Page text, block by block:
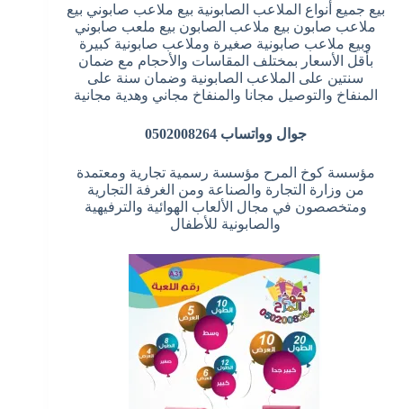
بيع جميع أنواع الملاعب الصابونية بيع ملاعب صابوني بيع
ملاعب صابون بيع ملاعب الصابون بيع ملعب صابوني
وبيع ملاعب صابونية صغيرة وملاعب صابونية كبيرة
بأقل الأسعار بمختلف المقاسات والأحجام مع ضمان
سنتين على الملاعب الصابونية وضمان سنة على
المنفاخ والتوصيل مجانا والمنفاخ مجاني وهدية مجانية
جوال وواتساب 0502008264
مؤسسة كوخ المرح مؤسسة رسمية تجارية ومعتمدة
من وزارة التجارة والصناعة ومن الغرفة التجارية
ومتخصصون في مجال الألعاب الهوائية والترفيهية
والصابونية للأطفال